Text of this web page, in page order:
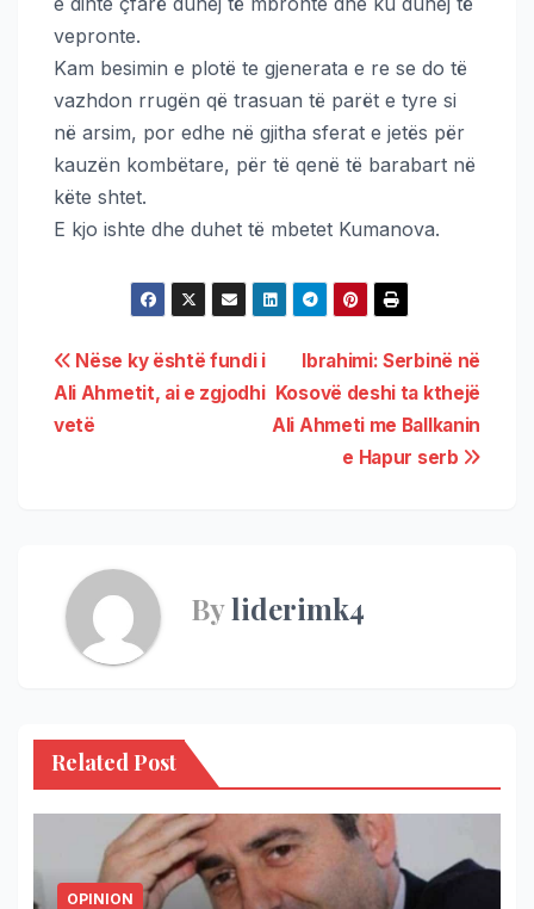
vepronte.
Kam besimin e plotë te gjenerata e re se do të
vazhdon rrugën që trasuan të parët e tyre si
në arsim, por edhe në gjitha sferat e jetës për
kauzën kombëtare, për të qenë të barabart në
këte shtet.
E kjo ishte dhe duhet të mbetet Kumanova.
Ibrahimi: Serbinë në
Kosovë deshi ta kthejë
Ali Ahmeti me Ballkanin
e Hapur serb
Nëse ky është fundi i
Ali Ahmetit, ai e zgjodhi
vetë
Byliderimk4
Related Post
OPINION